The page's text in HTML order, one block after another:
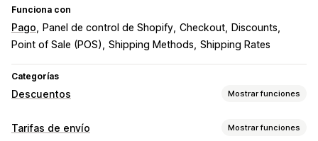
Funciona con
Pago Panel de control de Shopify Checkout
Discounts
Point of Sale (POS)
Shipping Methods Shipping Rates
Categorías
Descuentos Mostrar funciones
Tipos de descuentos
Tarifas de envío Mostrar funciones